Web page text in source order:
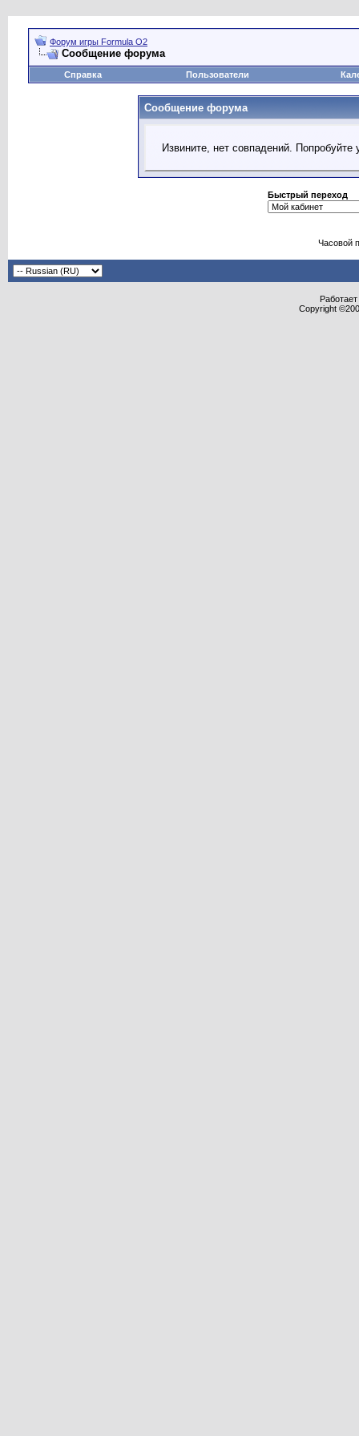
Форум игры Formula O2
Сообщение форума
Справка Пользователи
Сообщение форума
Извините, нет совпадений.
Быстрый переход
Часовой
Copyright